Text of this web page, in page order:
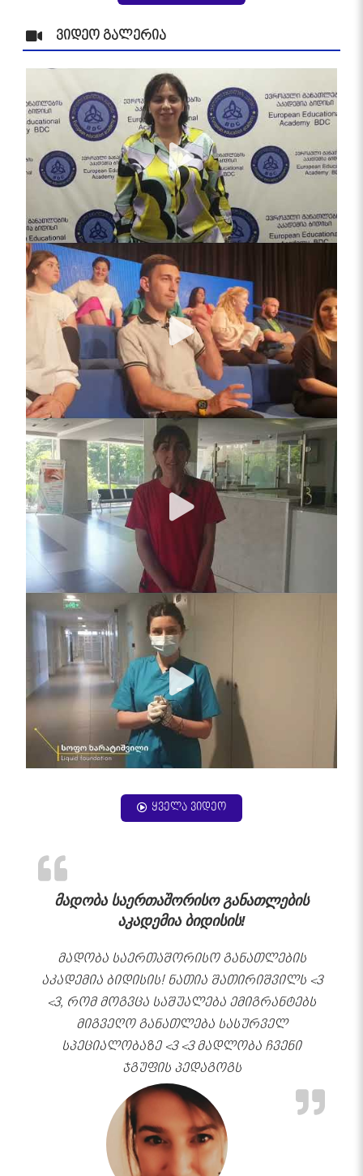
ვიდეო გალერია
ყველა ვიდეო
მადობა საერთაშორისო განათლების
აკადემია ბიდისის!
მადობა საერთაშორისო განათლების
აკადემია ბიდისის! ნათია შათირიშვილს <3
<3, რომ მოგვცა საშუალება ემიგრანტებს
მიგვეღო განათლება სასურველ
სპეციალობაზე <3 <3 მადლობა ჩვენი
ჯგუფის პედაგოგს